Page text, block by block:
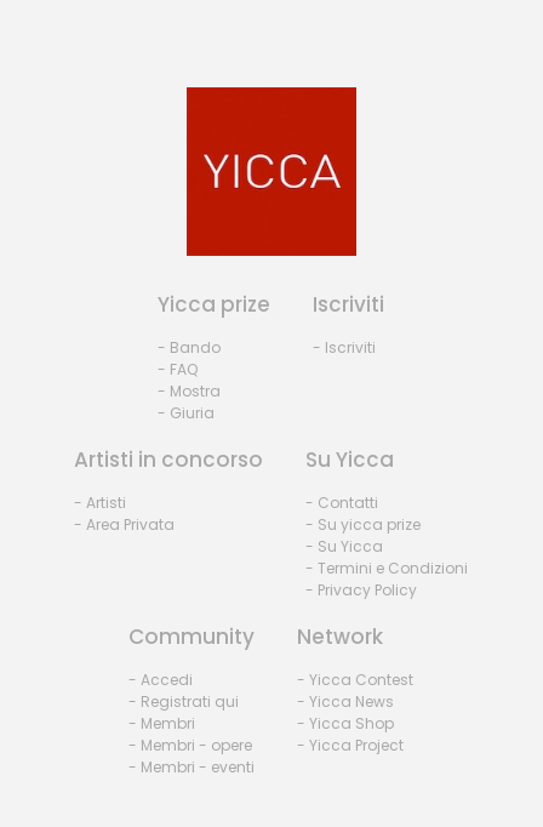
Yicca prize
- Bando
- FAQ
- Mostra
- Giuria
Iscriviti
- Iscriviti
Artisti in concorso
- Artisti
- Area Privata
Su Yicca
- Contatti
- Su yicca prize
- Su Yicca
- Termini e Condizioni
- Privacy Policy
Community
- Accedi
- Registrati qui
- Membri
- Membri - opere
- Membri - eventi
Network
- Yicca Contest
- Yicca News
- Yicca Shop
- Yicca Project